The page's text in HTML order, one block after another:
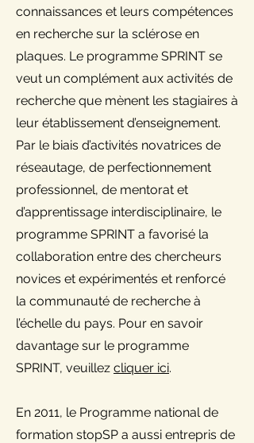
connaissances et leurs compétences
en recherche sur la sclérose en
plaques. Le programme SPRINT se
veut un complément aux activités de
recherche que mènent les stagiaires à
leur établissement d’enseignement.
Par le biais d’activités novatrices de
réseautage, de perfectionnement
professionnel, de mentorat et
d’apprentissage interdisciplinaire, le
programme SPRINT a favorisé la
collaboration entre des chercheurs
novices et expérimentés et renforcé
la communauté de recherche à
l’échelle du pays. Pour en savoir
davantage sur le programme
SPRINT, veuillez cliquer ici.
En 2011, le Programme national de
formation stopSP a aussi entrepris de